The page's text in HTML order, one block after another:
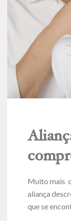
Muito mais
aliança
que se